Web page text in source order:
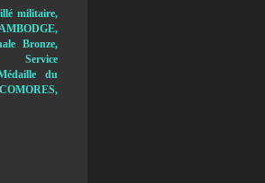
militaire,
Bronze,
du